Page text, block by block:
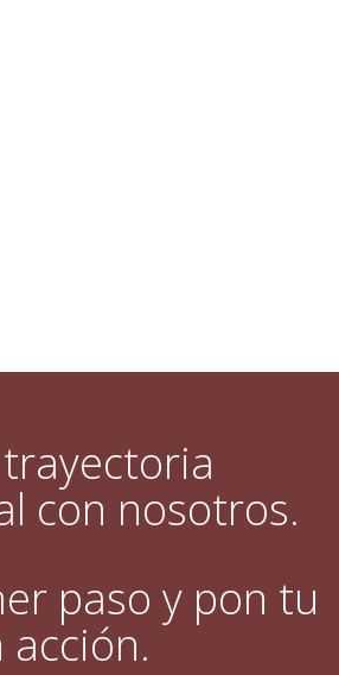
con nosotros.
paso y pon tu